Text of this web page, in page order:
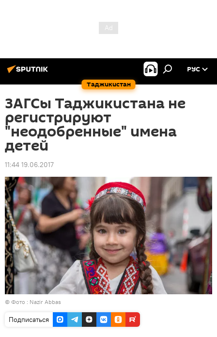
Таджикистан
РУС
ЗАГСы Таджикистана не
регистрируют
"неодобренные" имена
детей
11:44 19.06.2017
© Фото : Nazir Abbas
Подписаться